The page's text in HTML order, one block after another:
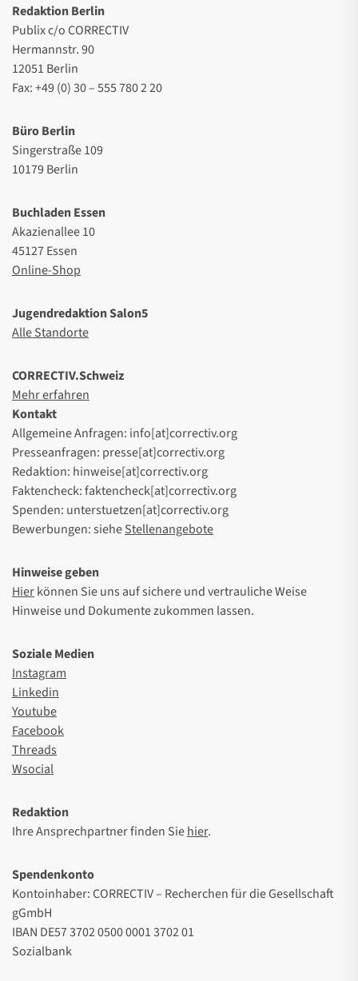
Redaktion Berlin
Publix c/o CORRECTIV
Hermannstr. 90
12051 Berlin
Fax: +49 (0) 30 – 555 780 2 20
Büro Berlin
Singerstraße 109
10179 Berlin
Buchladen Essen
Akazienallee 10
45127 Essen
Online-Shop
Jugendredaktion Salon5
Alle Standorte
CORRECTIV.Schweiz
Mehr erfahren
Kontakt
Allgemeine Anfragen: info[at]correctiv.org
Presseanfragen: presse[at]correctiv.org
Redaktion: hinweise[at]correctiv.org
Faktencheck: faktencheck[at]correctiv.org
Spenden: unterstuetzen[at]correctiv.org
Bewerbungen: sieheStellenangebote
Hinweise geben
Hierkönnen Sie uns auf sichere und vertrauliche Weise
Hinweise und Dokumente zukommen lassen.
Soziale Medien
Instagram
Linkedin
Youtube
Facebook
Threads
Wsocial
Redaktion
Ihre Ansprechpartner finden Siehier.
Spendenkonto
Kontoinhaber: CORRECTIV – Recherchen für die Gesellschaft
gGmbH
IBAN DE57 3702 0500 0001 3702 01
Sozialbank